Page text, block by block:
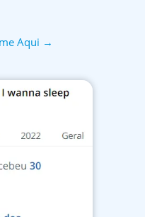
Aqui →